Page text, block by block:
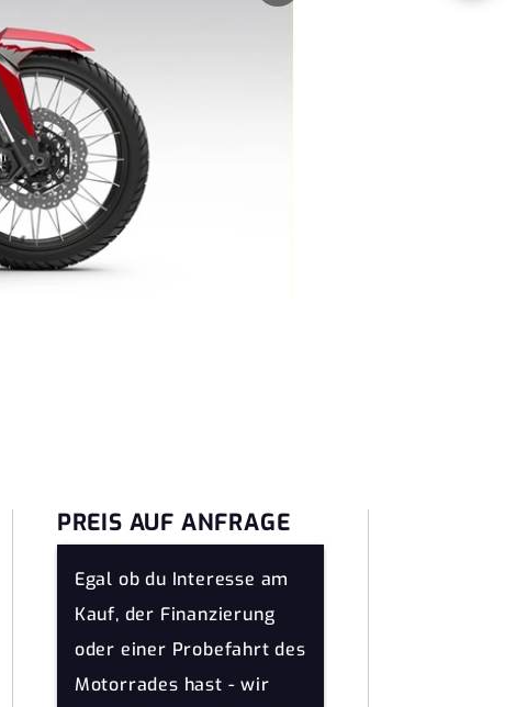
PREIS AUF ANFRAGE
Egal ob du Interesse am
Kauf, der Finanzierung
oder einer Probefahrt des
Motorrades hast - wir